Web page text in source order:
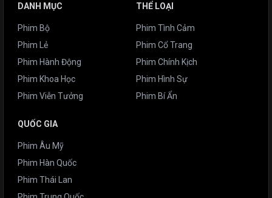
DANH MỤC
Phim Bộ
Phim Lẻ
Phim Hành Động
Phim Khoa Học
Phim Viễn Tưởng
THỂ LOẠI
Phim Tình Cảm
Phim Cổ Trang
Phim Chính Kịch
Phim Hình Sự
Phim Bí Ẩn
QUỐC GIA
Phim Âu Mỹ
Phim Hàn Quốc
Phim Thái Lan